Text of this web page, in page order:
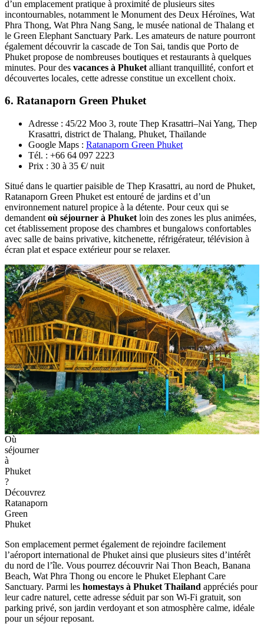
Situé dans un quartier résidentiel paisible de Si Sunthon, Earth
House HomeStay Bangjo constitue une adresse confortable pour
découvrir une autre facette de Phuket, loin des zones balnéaires les
plus fréquentées. L’établissement propose des chambres familiales
climatisées avec salle de bains privative, Wi-Fi gratuit, télévision à
écran plat, armoire et, pour certaines, une terrasse privée. Parmi les
meilleurs homestays à Phuket, il offre également une cuisine
commune, un espace repas extérieur et un parking pratique.
Earth
House
HomeStay
Bangjo,
Phuket
Bien qu’à l’écart de l’agitation touristique, l’hébergement bénéficie
d’un emplacement pratique à proximité de plusieurs sites
incontournables, notamment le Monument des Deux Héroïnes, Wat
Phra Thong, Wat Phra Nang Sang, le musée national de Thalang et
le Green Elephant Sanctuary Park. Les amateurs de nature pourront
également découvrir la cascade de Ton Sai, tandis que Porto de
Phuket propose de nombreuses boutiques et restaurants à quelques
minutes. Pour desvacances à Phuketalliant tranquillité, confort et
découvertes locales, cette adresse constitue un excellent choix.
6. Ratanaporn Green Phuket
Krasattri, district de Thalang, Phuket, Thaïlande
Tél. : +66 64 097 2223
Prix : 30 à 35 €/ nuit
Situé dans le quartier paisible de Thep Krasattri, au nord de Phuket,
environnement naturel propice à la détente. Pour ceux qui se
demandentoù séjourner à Phuketloin des zones les plus animées,
cet établissement propose des chambres et bungalows confortables
avec salle de bains privative, kitchenette, réfrigérateur, télévision à
écran plat et espace extérieur pour se relaxer.